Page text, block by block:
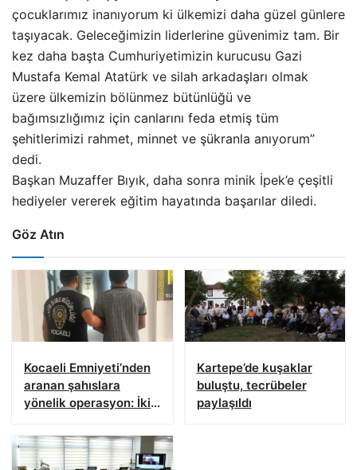
çocuklarımız inanıyorum ki ülkemizi daha güzel günlere
taşıyacak. Geleceğimizin liderlerine güvenimiz tam. Bir
kez daha başta Cumhuriyetimizin kurucusu Gazi
Mustafa Kemal Atatürk ve silah arkadaşları olmak
üzere ülkemizin bölünmez bütünlüğü ve
bağımsızlığımız için canlarını feda etmiş tüm
şehitlerimizi rahmet, minnet ve şükranla anıyorum”
dedi.
Başkan Muzaffer Bıyık, daha sonra minik İpek’e çeşitli
hediyeler vererek eğitim hayatında başarılar diledi.
Göz Atın
Kocaeli Emniyeti’nden
aranan şahıslara
yönelik operasyon: İki
Kartepe’de kuşaklar
buluştu, tecrübeler
paylaşıldı